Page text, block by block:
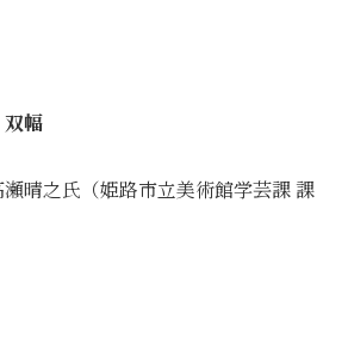
幅
晴之氏（姫路市立美術館学芸課 課